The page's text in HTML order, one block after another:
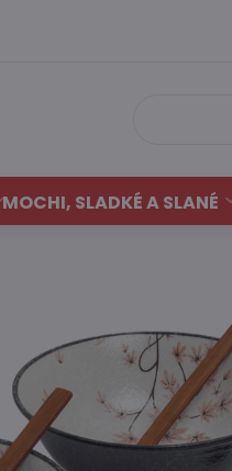
MOCHI, SLADKÉ A SLANÉ